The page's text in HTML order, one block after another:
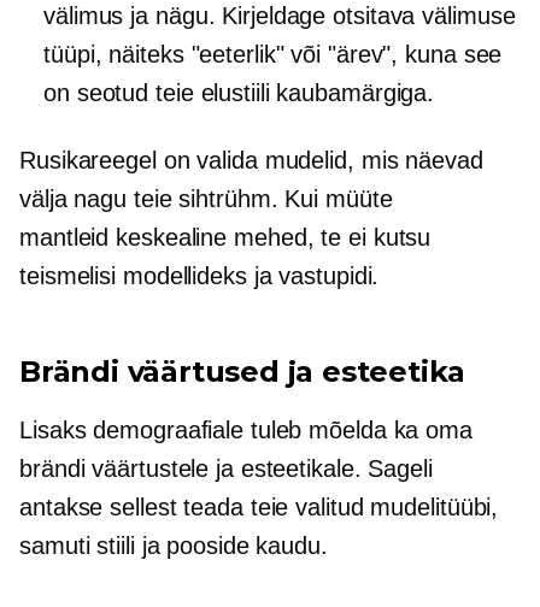
välimus ja nägu. Kirjeldage otsitava välimuse
tüüpi, näiteks "eeterlik" või "ärev", kuna see
on seotud teie elustiili kaubamärgiga.
Rusikareegel on valida mudelid, mis näevad
välja nagu teie sihtrühm. Kui müüte
mantleid keskealine mehed, te ei kutsu
teismelisi modellideks ja vastupidi.
Brändi väärtused ja esteetika
Lisaks demograafiale tuleb mõelda ka oma
brändi väärtustele ja esteetikale. Sageli
antakse sellest teada teie valitud mudelitüübi,
samuti stiili ja pooside kaudu.